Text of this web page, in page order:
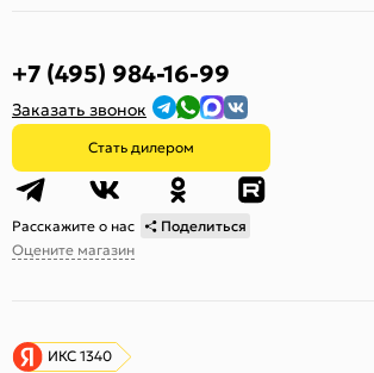
+7 (495) 984-16-99
Заказать звонок
Стать дилером
Расскажите о нас
Поделиться
Оцените магазин
ИКС 1340